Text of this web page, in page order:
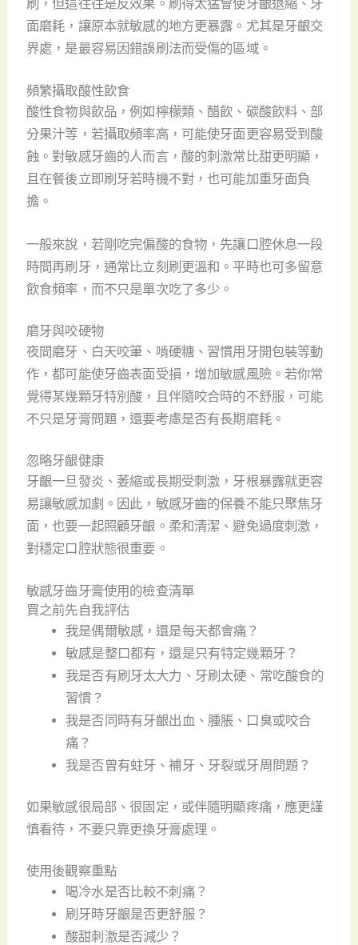
刷，但這往往是反效果。刷得太猛會使牙齦退縮、牙
面磨耗，讓原本就敏感的地方更暴露。尤其是牙齦交
界處，是最容易因錯誤刷法而受傷的區域。
頻繁攝取酸性飲食
酸性食物與飲品，例如檸檬類、醋飲、碳酸飲料、部
分果汁等，若攝取頻率高，可能使牙面更容易受到酸
蝕。對敏感牙齒的人而言，酸的刺激常比甜更明顯，
且在餐後立即刷牙若時機不對，也可能加重牙面負
擔。
一般來說，若剛吃完偏酸的食物，先讓口腔休息一段
時間再刷牙，通常比立刻刷更溫和。平時也可多留意
飲食頻率，而不只是單次吃了多少。
磨牙與咬硬物
夜間磨牙、白天咬筆、啃硬糖、習慣用牙開包裝等動
作，都可能使牙齒表面受損，增加敏感風險。若你常
覺得某幾顆牙特別酸，且伴隨咬合時的不舒服，可能
不只是牙膏問題，還要考慮是否有長期磨耗。
忽略牙齦健康
牙齦一旦發炎、萎縮或長期受刺激，牙根暴露就更容
易讓敏感加劇。因此，敏感牙齒的保養不能只聚焦牙
面，也要一起照顧牙齦。柔和清潔、避免過度刺激，
對穩定口腔狀態很重要。
敏感牙齒牙膏使用的檢查清單
買之前先自我評估
我是偶爾敏感，還是每天都會痛？
敏感是整口都有，還是只有特定幾顆牙？
我是否有刷牙太大力、牙刷太硬、常吃酸食的
習慣？
我是否同時有牙齦出血、腫脹、口臭或咬合
痛？
我是否曾有蛀牙、補牙、牙裂或牙周問題？
如果敏感很局部、很固定，或伴隨明顯疼痛，應更謹
慎看待，不要只靠更換牙膏處理。
使用後觀察重點
喝冷水是否比較不刺痛？
刷牙時牙齦是否更舒服？
酸甜刺激是否減少？